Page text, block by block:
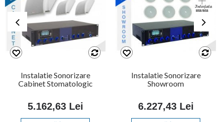
Instalatie Sonorizare
Cabinet Stomatologic
5.162,63 Lei
Instalatie Sonorizare
Showroom
6.227,43 Lei